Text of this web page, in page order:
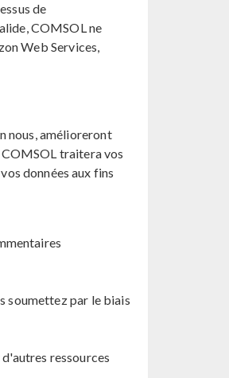
de
COMSOL ne
Web Services,
nous, amélioreront
traitera vos
données aux fins
soumettez par le biais
ressources